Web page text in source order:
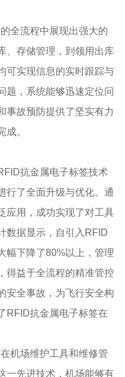
全流程中展现出强大的
、存储管理，到领用出库
可实现信息的实时跟踪与
题，系统能够迅速定位问
事故预防提供了坚实有力
成。
抗金属电子标签技术
行了全面升级与优化。通
应用，成功实现了对工具
数据显示，自引入RFID
幅下降了80%以上，管理
得益于全流程的精准管控
安全事故，为飞行安全构
RFID抗金属电子标签在
机场维护工具和维修管
一先进技术，机场能够有